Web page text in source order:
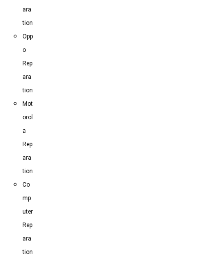
ara
tion
Opp
o
Rep
ara
tion
Mot
orol
a
Rep
ara
tion
Co
mp
uter
Rep
ara
tion